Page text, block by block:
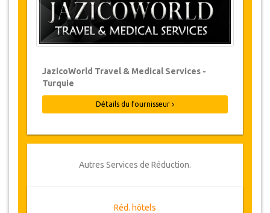
JazicoWorld Travel & Medical Services -
Turquie
Détails du fournisseur
Autres Services de Réduction.
Réd. hôtels